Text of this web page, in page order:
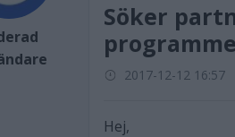
Söker
2017-12-12 16:57
Hej,